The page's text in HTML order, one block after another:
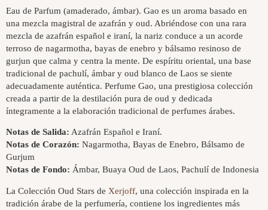
Eau de Parfum (amaderado, ámbar). Gao es un aroma basado en
una mezcla magistral de azafrán y oud. Abriéndose con una rara
mezcla de azafrán español e iraní, la nariz conduce a un acorde
terroso de nagarmotha, bayas de enebro y bálsamo resinoso de
gurjun que calma y centra la mente. De espíritu oriental, una base
tradicional de pachulí, ámbar y oud blanco de Laos se siente
adecuadamente auténtica. Perfume Gao, una prestigiosa colección
creada a partir de la destilación pura de oud y dedicada
íntegramente a la elaboración tradicional de perfumes árabes.
Notas de Salida: Azafrán Español e Iraní.
Notas de Corazón: Nagarmotha, Bayas de Enebro, Bálsamo de
Gurjum
Notas de Fondo: Ámbar, Buaya Oud de Laos, Pachulí de Indonesia
La Colección Oud Stars de Xerjoff, una colección inspirada en la
tradición árabe de la perfumería, contiene los ingredientes más